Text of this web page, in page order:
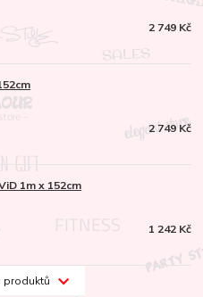
2 749 Kč
2 749 Kč
1m x 152cm
1 242 Kč
produktů